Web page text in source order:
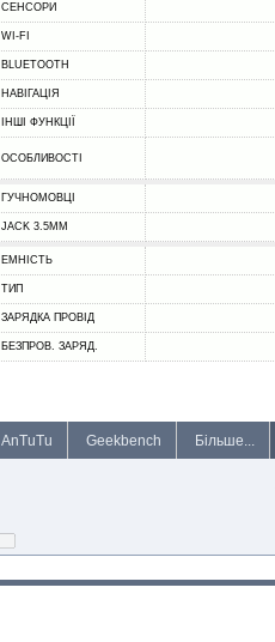
СЕНСОРИ
WI-FI
BLUETOOTH
НАВІГАЦІЯ
ІНШІ ФУНКЦІЇ
ОСОБЛИВОСТІ
ГУЧНОМОВЦІ
JACK 3.5MM
ЕМНІСТЬ
ТИП
ЗАРЯДКА ПРОВІД
БЕЗПРОВ. ЗАРЯД.
AnTuTu Geekbench Більше...